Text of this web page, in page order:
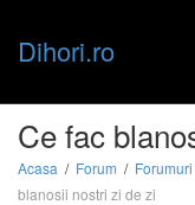
Dihori.ro
Ce fac
Acasa Forum Forumuri
blanosii nostri zi de zi